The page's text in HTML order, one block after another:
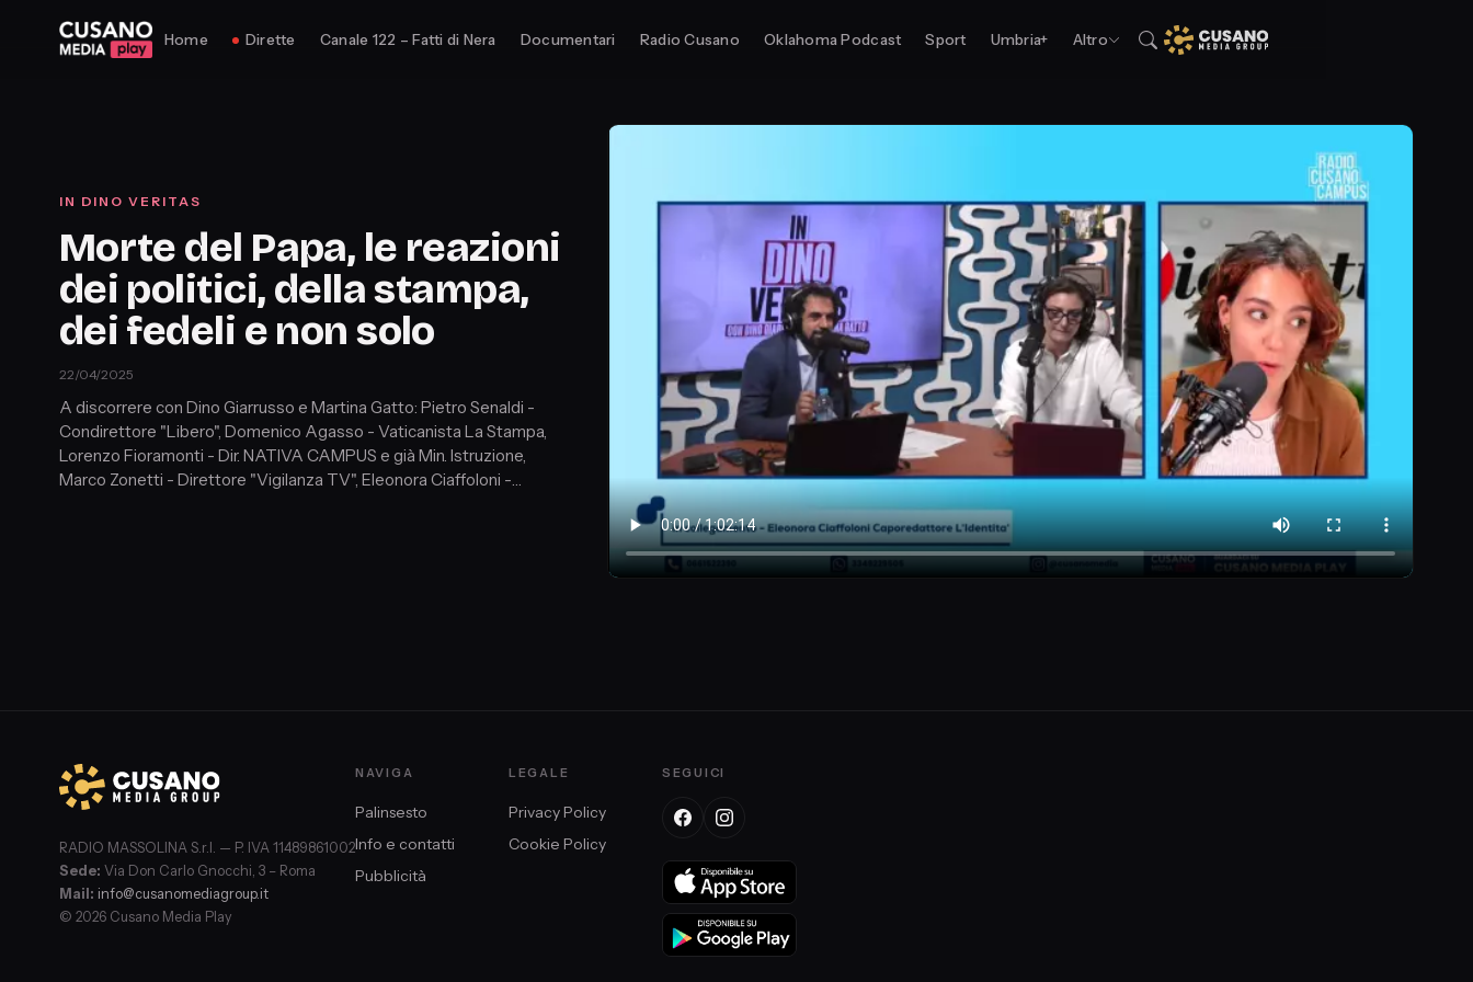
Home Dirette Canale 122 – Fatti di Nera Documentari Radio Cusano Oklahoma Podcast Sport Umbria+ Altro
IN DINO VERITAS
Morte del Papa, le reazioni
dei politici, della stampa,
dei fedeli e non solo
22/04/2025
A discorrere con Dino Giarrusso e Martina Gatto: Pietro Senaldi -
Condirettore "Libero", Domenico Agasso - Vaticanista La Stampa,
Lorenzo Fioramonti - Dir. NATIVA CAMPUS e già Min. Istruzione,
Marco Zonetti - Direttore "Vigilanza TV", Eleonora Ciaffoloni -
RADIO MASSOLINA S.r.l. — P. IVA 11489861002
Sede: Via Don Carlo Gnocchi, 3 – Roma
Mail: info@cusanomediagroup.it
© 2026 Cusano Media Play
NAVIGA
Palinsesto
Info e contatti
Pubblicità
LEGALE
Privacy Policy
Cookie Policy
SEGUICI